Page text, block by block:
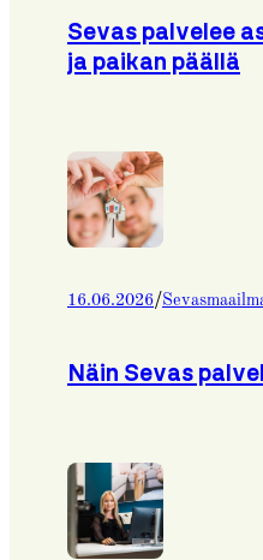
Sevas palvelee
ja paikan päällä
16.06.2026/
Näin Sevas